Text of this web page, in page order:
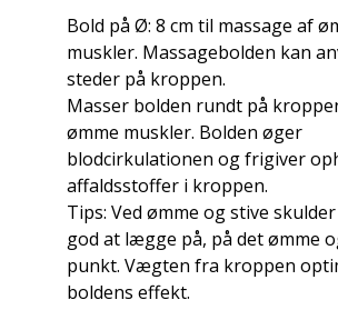
Bold på Ø: 8 cm til massage af
muskler. Massagebolden kan
steder på kroppen.
Masser bolden rundt på
ømme muskler. Bolden øger
blodcirkulationen og frigiver
affaldsstoffer i kroppen.
Tips: Ved ømme og stive
god at lægge på, på det ømme
punkt. Vægten fra kroppen
boldens effekt.